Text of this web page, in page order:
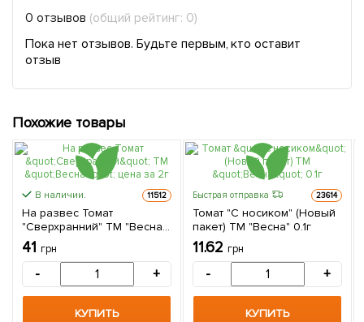
0 отзывов (общий рейтинг: 0)
Пока нет отзывов. Будьте первым, кто оставит
отзыв
Похожие товары
В наличии. 11512
На развес Томат
"Сверхранний" ТМ "Весна"
цена за 2г
41 грн
- +
КУПИТЬ
Быстрая отправка 23614
Томат "С носиком" (Новый
пакет) ТМ "Весна" 0.1г
11.62 грн
- +
КУПИТЬ